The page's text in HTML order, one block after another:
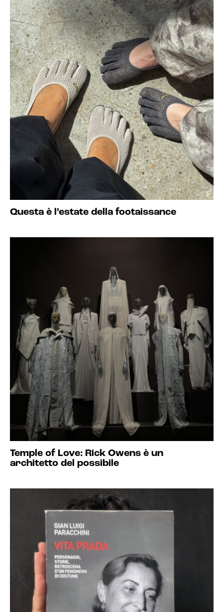
Questa è l’estate della footaissance
Temple of Love: Rick Owens è un
architetto del possibile